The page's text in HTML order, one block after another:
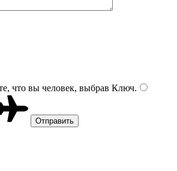
что вы человек, выбрав Ключ.